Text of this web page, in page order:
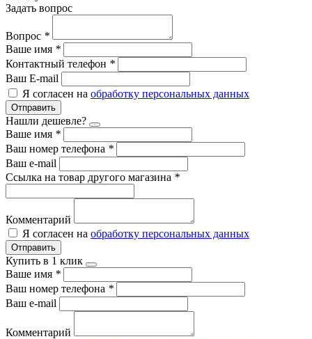
Задать вопрос
Вопрос *
Ваше имя *
Контактный телефон *
Ваш E-mail
Я согласен на обработку персональных данных
Отправить
Нашли дешевле?
Ваше имя *
Ваш номер телефона *
Ваш e-mail
Ссылка на товар другого магазина *
Комментарий
Я согласен на обработку персональных данных
Отправить
Купить в 1 клик
Ваше имя *
Ваш номер телефона *
Ваш e-mail
Комментарий